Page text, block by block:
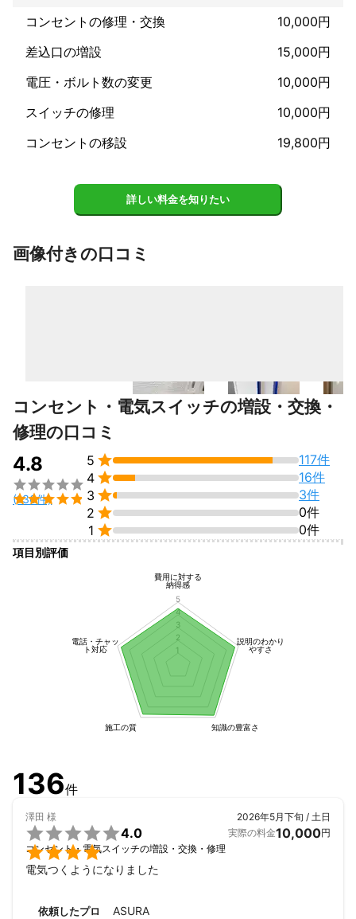
コンセントの修理・交換
10,000円
差込口の増設
15,000円
電圧・ボルト数の変更
10,000円
スイッチの修理
10,000円
コンセントの移設
19,800円
詳しい料金を知りたい
画像付きの口コミ
コンセント・電気スイッチの増設・交換・
修理の口コミ
4.8


(136件)
5 
117件
4 
16件
3 
3件
2 
0件
1  0件
項目別評価
費用に対する
納得感
説明のわかり
やすさ
知識の豊富さ
施工の質
電話・チャッ
ト対応
1
2
3
4
5
136件
澤田 様


4.0
コンセント・電気スイッチの増設・交換・修理
2026年5月下旬 / 土日
実際の料金10,000円
電気つくようになりました
依頼したプロ ASURA